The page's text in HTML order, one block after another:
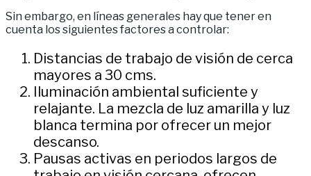
Sin embargo, en líneas generales hay que tener en
cuenta los siguientes factores a controlar:
Distancias de trabajo de visión de cerca
mayores a 30 cms.
Iluminación ambiental suficiente y
relajante. La mezcla de luz amarilla y luz
blanca termina por ofrecer un mejor
descanso.
Pausas activas en periodos largos de